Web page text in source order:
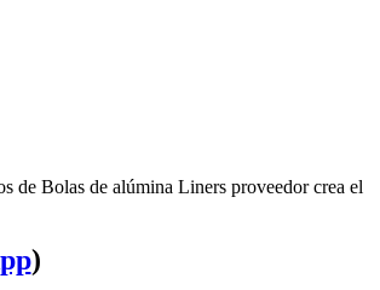
de Bolas de alúmina Liners proveedor crea el
)